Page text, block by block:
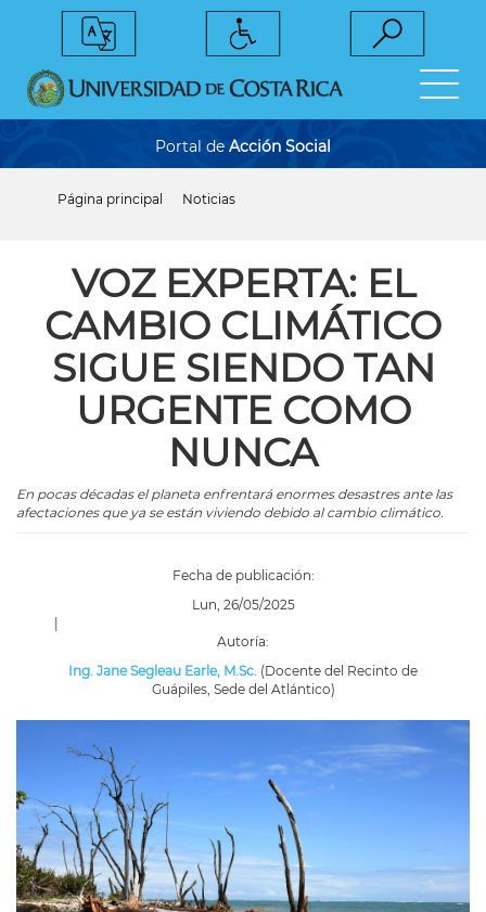
Portal de Acción Social
ayuda
navegación
Página principal Noticias
VOZ EXPERTA: EL
CAMBIO CLIMÁTICO
SIGUE SIENDO TAN
URGENTE COMO
NUNCA
En pocas décadas el planeta enfrentará enormes desastres ante las
afectaciones que ya se están viviendo debido al cambio climático.
Fecha de publicación:
Lun, 26/05/2025
|
Autoría:
Ing. Jane Segleau Earle, M.Sc. (Docente del Recinto de
Guápiles, Sede del Atlántico)